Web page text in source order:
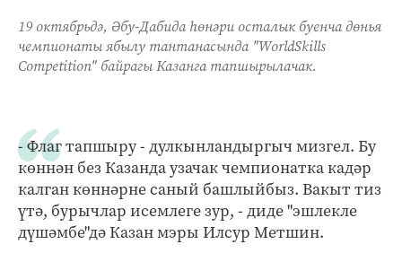
19 октябрьдә, Әбу-Дабида һөнәри осталык буенча дөнья
чемпионаты ябылу тантанасында "WorldSkills
Competition" байрагы Казанга тапшырылачак.
- Флаг тапшыру - дулкынландыргыч мизгел. Бу
көннән без Казанда узачак чемпионатка кадәр
калган көннәрне саный башлыйбыз. Вакыт тиз
үтә, бурычлар исемлеге зур, - диде "эшлекле
дүшәмбе"дә Казан мэры Илсур Метшин.